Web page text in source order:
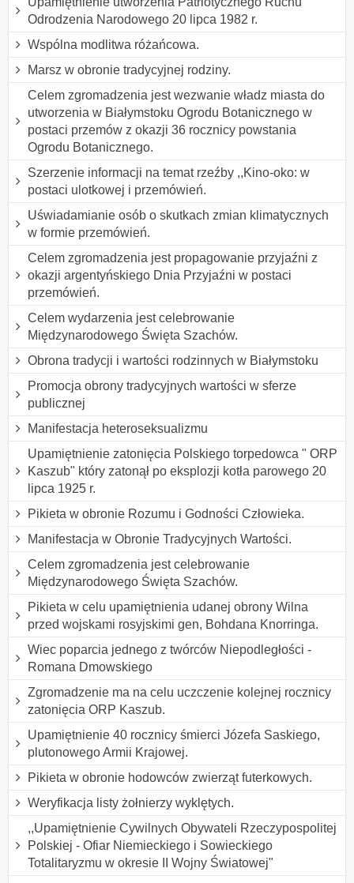
Odrodzenia Narodowego 20 lipca 1982 r.
Wspólna modlitwa różańcowa.
Marsz w obronie tradycyjnej rodziny.
Celem zgromadzenia jest wezwanie władz miasta do
utworzenia w Białymstoku Ogrodu Botanicznego w
postaci przemów z okazji 36 rocznicy powstania
Ogrodu Botanicznego.
Szerzenie informacji na temat rzeźby ,,Kino-oko: w
postaci ulotkowej i przemówień.
Uświadamianie osób o skutkach zmian klimatycznych
w formie przemówień.
Celem zgromadzenia jest propagowanie przyjaźni z
okazji argentyńskiego Dnia Przyjaźni w postaci
przemówień.
Celem wydarzenia jest celebrowanie
Międzynarodowego Święta Szachów.
Obrona tradycji i wartości rodzinnych w Białymstoku
Promocja obrony tradycyjnych wartości w sferze
publicznej
Manifestacja heteroseksualizmu
Upamiętnienie zatonięcia Polskiego torpedowca " ORP
Kaszub" który zatonął po eksplozji kotła parowego 20
lipca 1925 r.
Pikieta w obronie Rozumu i Godności Człowieka.
Manifestacja w Obronie Tradycyjnych Wartości.
Celem zgromadzenia jest celebrowanie
Międzynarodowego Święta Szachów.
Pikieta w celu upamiętnienia udanej obrony Wilna
przed wojskami rosyjskimi gen, Bohdana Knorringa.
Wiec poparcia jednego z twórców Niepodległości -
Romana Dmowskiego
Zgromadzenie ma na celu uczczenie kolejnej rocznicy
zatonięcia ORP Kaszub.
Upamiętnienie 40 rocznicy śmierci Józefa Saskiego,
plutonowego Armii Krajowej.
Pikieta w obronie hodowców zwierząt futerkowych.
Weryfikacja listy żołnierzy wyklętych.
,,Upamiętnienie Cywilnych Obywateli Rzeczypospolitej
Polskiej - Ofiar Niemieckiego i Sowieckiego
Totalitaryzmu w okresie II Wojny Światowej"